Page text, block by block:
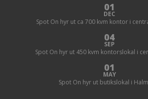
01
DEC
Spot On hyr ut ca 700 kvm kontor i
04
SEP
Spot On hyr ut 450 kvm kontorslokal i
01
MAY
Spot On hyr ut butikslokal i